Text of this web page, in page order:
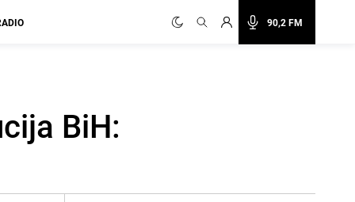
90,2 FM
BiH: